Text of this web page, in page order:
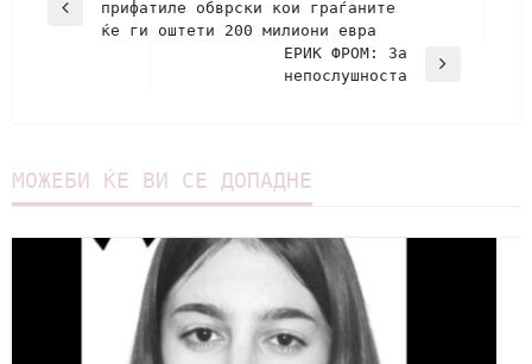
прифатиле обврски кои граѓаните
ќе ги оштети 200 милиони евра
ЕРИК ФРОМ: За
непослушноста
МОЖЕБИ ЌЕ ВИ СЕ ДОПАДНЕ